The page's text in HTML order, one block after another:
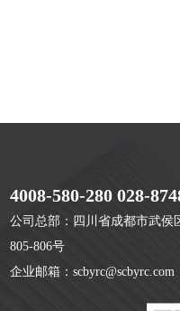
4008-580-280 028-
公司总部：四川省成都市武侯
805-806号
企业邮箱：scbyrc@scbyrc.com